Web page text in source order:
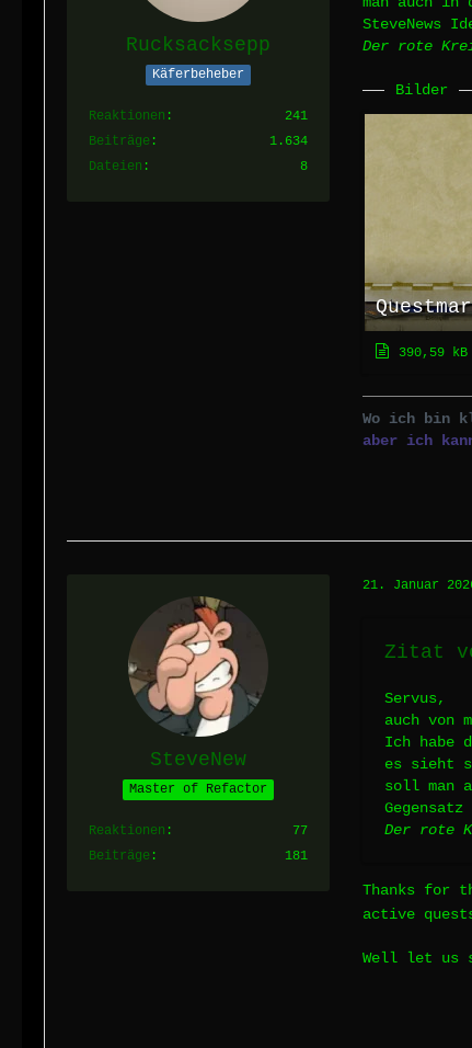
Rucksacksepp
Käferbeheber
Reaktionen
241
Beiträge
1.634
Dateien
8
SteveNews
Der rote
Bilder
390,59 kB
Wo ich bin
aber ich
SteveNew
Master of Refactor
Reaktionen
77
Beiträge
181
21. Januar
Zitat
Servus,
auch von
Ich habe
es sieht
soll man
Der rote
Thanks for
active
Well let us